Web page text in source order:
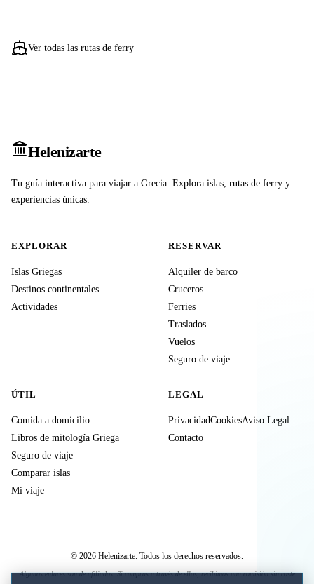
Ver todas las rutas de ferry
Helenizarte
Tu guía interactiva para viajar a Grecia. Explora islas, rutas de ferry y
experiencias únicas.
EXPLORAR
Islas Griegas
Destinos continentales
Actividades
RESERVAR
Alquiler de barco
Cruceros
Ferries
Traslados
Vuelos
Seguro de viaje
ÚTIL
Comida a domicilio
Libros de mitología Griega
Seguro de viaje
Comparar islas
Mi viaje
LEGAL
PrivacidadCookiesAviso Legal
Contacto
© 2026 Helenizarte. Todos los derechos reservados.
Algunos enlaces son de afiliados. Si compras a través de ellos, recibimos una comisión sin coste